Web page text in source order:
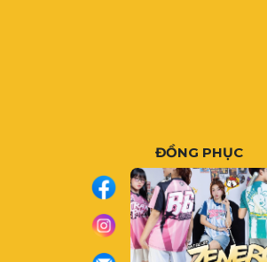
ĐỒNG PHỤC